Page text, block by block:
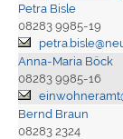
Petra Bisle
08283 9985-19
Anna-Maria Böck
08283 9985-16
Bernd Braun
08283 2324